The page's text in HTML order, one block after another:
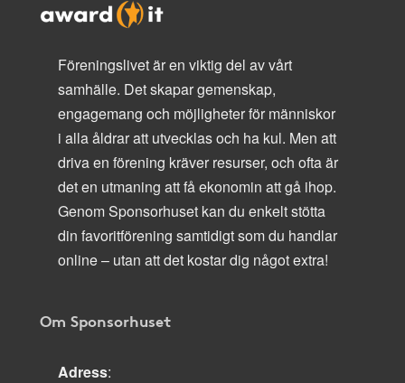
Föreningslivet är en viktig del av vårt
samhälle. Det skapar gemenskap,
engagemang och möjligheter för människor
i alla åldrar att utvecklas och ha kul. Men att
driva en förening kräver resurser, och ofta är
det en utmaning att få ekonomin att gå ihop.
Genom Sponsorhuset kan du enkelt stötta
din favoritförening samtidigt som du handlar
online – utan att det kostar dig något extra!
Om Sponsorhuset
Adress: